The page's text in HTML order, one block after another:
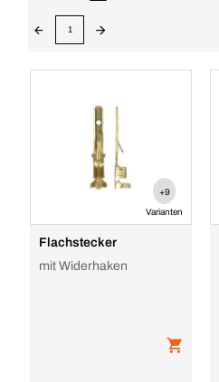
1
+9
Varianten
Flachstecker
mit Widerhaken